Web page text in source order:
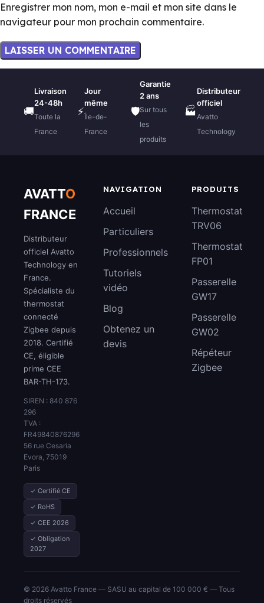
Enregistrer mon nom, mon e-mail et mon site dans le
navigateur pour mon prochain commentaire.
🚚
Livraison
24-48h
Toute la
France
⚡
Jour
même
Île-de-
France
🛡️
Garantie
2 ans
Sur tous
les
produits
🏭
Distributeur
officiel
Avatto
Technology
AVATTO
FRANCE
Distributeur
officiel Avatto
Technology en
France.
Spécialiste du
thermostat
connecté
Zigbee depuis
2018. Certifié
CE, éligible
prime CEE
BAR-TH-173.
SIREN : 840 876
296
TVA :
FR49840876296
56 rue Cesaria
Evora, 75019
Paris
✓ Certifié CE
✓ RoHS
✓ CEE 2026
✓ Obligation
2027
NAVIGATION
Accueil
Particuliers
Professionnels
Tutoriels
vidéo
Blog
Obtenez un
devis
PRODUITS
Thermostat
TRV06
Thermostat
FP01
Passerelle
GW17
Passerelle
GW02
Répéteur
Zigbee
© 2026 Avatto France — SASU au capital de 100 000 € — Tous
droits réservés